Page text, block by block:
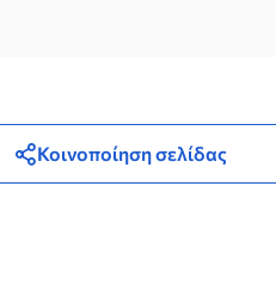
Κοινοποίηση σελίδας